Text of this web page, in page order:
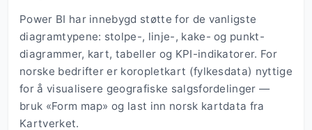
Power BI har innebygd støtte for de vanligste
diagramtypene: stolpe-, linje-, kake- og punkt-
diagrammer, kart, tabeller og KPI-indikatorer. For
norske bedrifter er koropletkart (fylkesdata) nyttige
for å visualisere geografiske salgsfordelinger —
bruk «Form map» og last inn norsk kartdata fra
Kartverket.